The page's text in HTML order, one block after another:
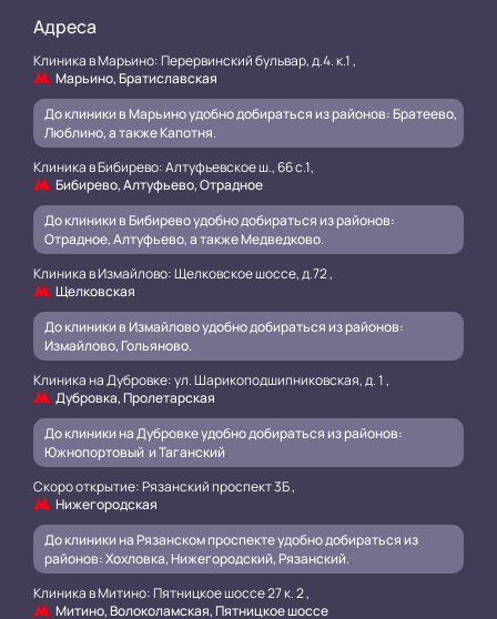
Адреса
Клиника в Марьино: Перервинский бульвар, д.4. к.1 ,
Марьино, Братиславская
До клиники в Марьино удобно добираться из районов: Братеево,
Люблино, а также Капотня.
Клиника в Бибирево: Алтуфьевское ш., 66 с.1,
Бибирево, Алтуфьево, Отрадное
До клиники в Бибирево удобно добираться из районов:
Отрадное, Алтуфьево, а также Медведково.
Клиника в Измайлово: Щелковское шоссе, д.72 ,
Щелковская
До клиники в Измайлово удобно добираться из районов:
Измайлово, Гольяново.
Клиника на Дубровке: ул. Шарикоподшипниковская, д. 1 ,
Дубровка, Пролетарская
До клиники на Дубровке удобно добираться из районов:
Южнопортовый и Таганский.
Скоро открытие: Рязанский проспект 3Б ,
Нижегородская
До клиники на Рязанском проспекте удобно добираться из
районов: Хохловка, Нижегородский, Рязанский..
Клиника в Митино: Пятницкое шоссе 27 к. 2 ,
Митино, Волоколамская, Пятницкое шоссе